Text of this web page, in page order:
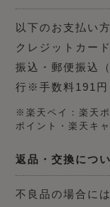
以下のお支払い
クレジットカー
振込・郵便振込
行※手数料191円
※楽天ペイ：楽天
ポイント・楽天キ
返品・交換につ
不良品の場合に